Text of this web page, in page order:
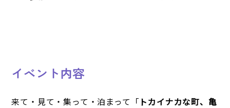
イベント内容
来て・見て・集って・泊まって「 トカイナカな町、亀